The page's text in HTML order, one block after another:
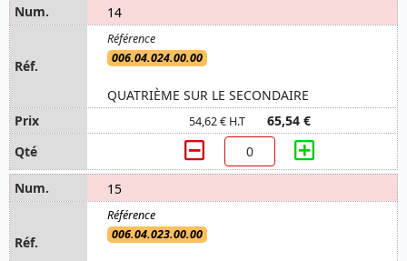
14
006.04.024.00.00
QUATRIÈME SUR LE SECONDAIRE
54,62 € H.T 65,54 €
15
006.04.023.00.00